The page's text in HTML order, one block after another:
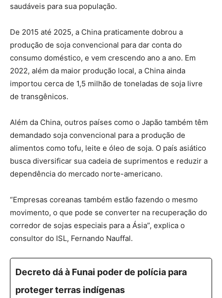
saudáveis para sua população.
De 2015 até 2025, a China praticamente dobrou a
produção de soja convencional para dar conta do
consumo doméstico, e vem crescendo ano a ano. Em
2022, além da maior produção local, a China ainda
importou cerca de 1,5 milhão de toneladas de soja livre
de transgênicos.
Além da China, outros países como o Japão também têm
demandado soja convencional para a produção de
alimentos como tofu, leite e óleo de soja. O país asiático
busca diversificar sua cadeia de suprimentos e reduzir a
dependência do mercado norte-americano.
“Empresas coreanas também estão fazendo o mesmo
movimento, o que pode se converter na recuperação do
corredor de sojas especiais para a Ásia”, explica o
consultor do ISL, Fernando Nauffal.
Decreto dá à Funai poder de polícia para
proteger terras indígenas